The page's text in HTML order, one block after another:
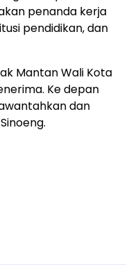
penanda kerja
pendidikan, dan
Mantan Wali Kota
Ke depan
dan